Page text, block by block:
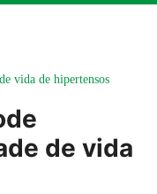
vida de hipertensos
de vida